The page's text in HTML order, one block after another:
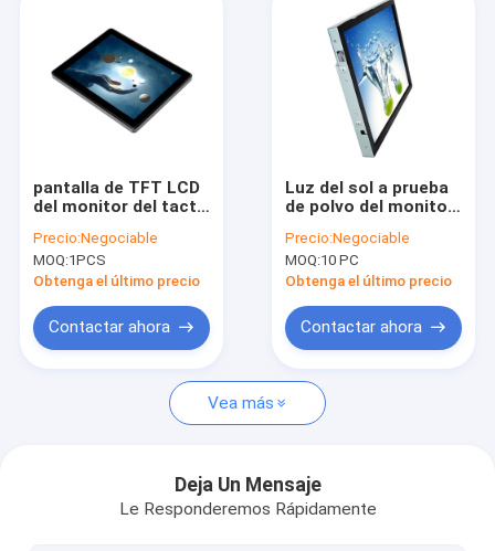
Productos
Sobre nosotros
Visita a la fábrica
noticias
Todos los casos
Monitor del tacto de PCAP
PC del tacto de AIO
pantalla de TFT LCD
del monitor del tacto
con el soporte del
soporte
Precio:Negociable
MOQ:1PCS
Obtenga el último precio
Contactar ahora
Luz del sol a prueba
de polvo del monitor
del soporte
250cd/M2 de la pared
legible
Precio:Negociable
MOQ:10 PC
Obtenga el último precio
Contactar ahora
Vea más
Deja Un Mensaje
Le Responderemos Rápidamente